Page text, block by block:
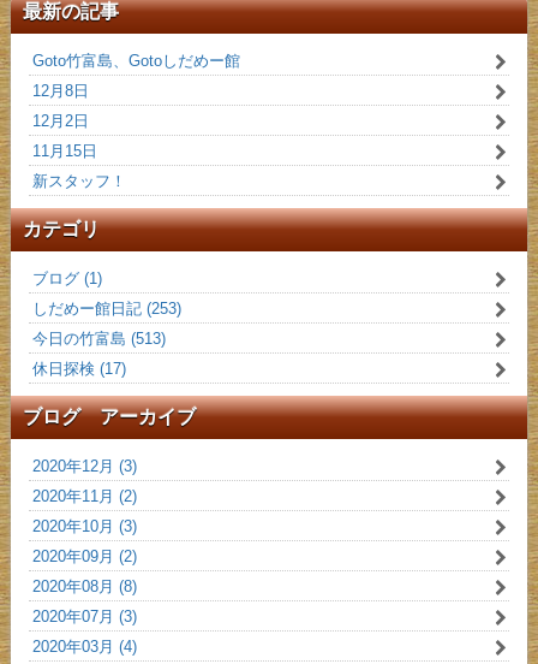
最新の記事
Goto竹富島、Gotoしだめー館
12月8日
12月2日
11月15日
新スタッフ！
カテゴリ
ブログ (1)
しだめー館日記 (253)
今日の竹富島 (513)
休日探検 (17)
ブログ アーカイブ
2020年12月 (3)
2020年11月 (2)
2020年10月 (3)
2020年09月 (2)
2020年08月 (8)
2020年07月 (3)
2020年03月 (4)